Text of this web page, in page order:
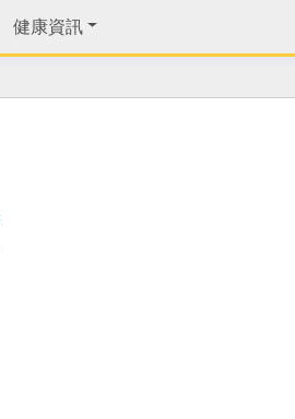
健康資訊